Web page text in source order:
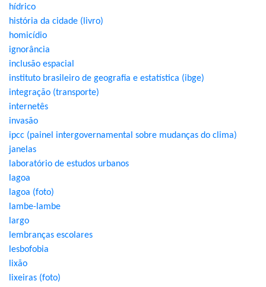
hídrico
história da cidade (livro)
homicídio
ignorância
inclusão espacial
instituto brasileiro de geografia e estatística (ibge)
integração (transporte)
internetês
invasão
ipcc (painel intergovernamental sobre mudanças do clima)
janelas
laboratório de estudos urbanos
lagoa
lagoa (foto)
lambe-lambe
largo
lembranças escolares
lesbofobia
lixão
lixeiras (foto)